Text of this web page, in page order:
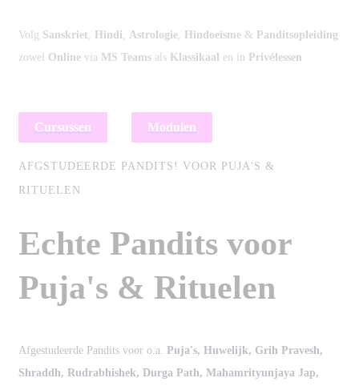
Volg Sanskriet, Hindi, Astrologie, Hindoeïsme & Panditsopleiding
zowel Online via MS Teams als Klassikaal en in Privé lessen
Cursussen Modulen
AFGSTUDEERDE PANDITS! VOOR PUJA'S &
RITUELEN
Echte Pandits voor
Puja's & Rituelen
Afgestudeerde Pandits voor o.a. Puja's, Huwelijk, Grih Pravesh,
Shraddh, Rudrabhishek, Durga Path, Mahamrityunjaya Jap,